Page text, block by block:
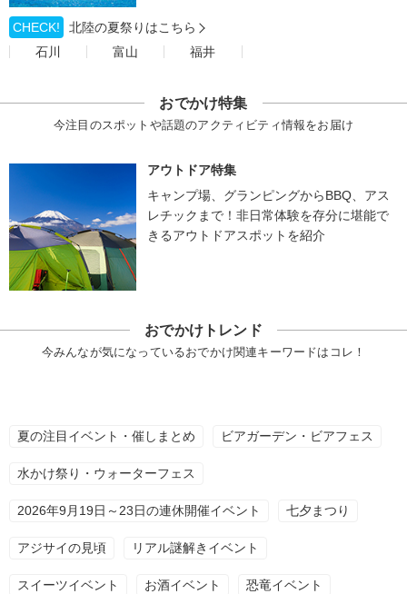
CHECK!
北陸の夏祭りはこちら
石川
富山 福井
おでかけ特集
今注目のスポットや話題のアクティビティ情報をお届け
アウトドア特集
キャンプ場、グランピングからBBQ、アス
レチックまで！非日常体験を存分に堪能で
きるアウトドアスポットを紹介
おでかけトレンド
今みんなが気になっているおでかけ関連キーワードはコレ！
夏の注目イベント・催しまとめ ビアガーデン・ビアフェス
水かけ祭り・ウォーターフェス
2026年9月19日～23日の連休開催イベント 七夕まつり
アジサイの見頃 リアル謎解きイベント
スイーツイベント お酒イベント 恐竜イベント